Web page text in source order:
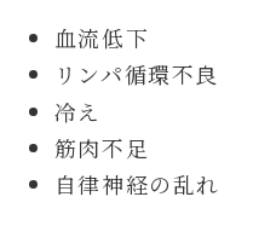
血流低下
リンパ循環不良
冷え
筋肉不足
自律神経の乱れ